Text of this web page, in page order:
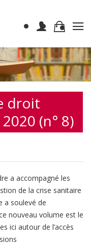
droit
(n° 8)
a accompagné les
de la crise sanitaire
a soulevé de
nouveau volume est le
ici autour de l’accès